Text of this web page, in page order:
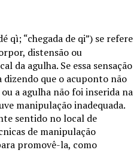
qì; “chegada de qi”) se refere
distensão ou
da agulha. Se essa sensação
que o acuponto não
a agulha não foi inserida na
manipulação inadequada.
sentido no local de
de manipulação
promovê-la, como